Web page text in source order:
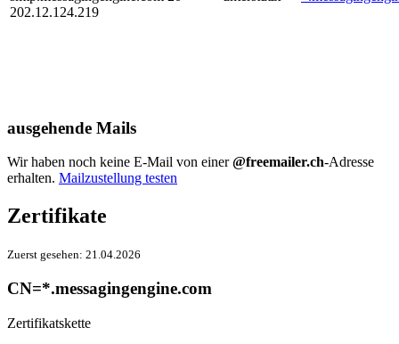
202.12.124.219
ausgehende Mails
Wir haben noch keine E-Mail von einer@freemailer.ch-Adresse
erhalten. Mailzustellung testen
Zertifikate
Zuerst gesehen: 21.04.2026
CN=*.messagingengine.com
Zertifikatskette